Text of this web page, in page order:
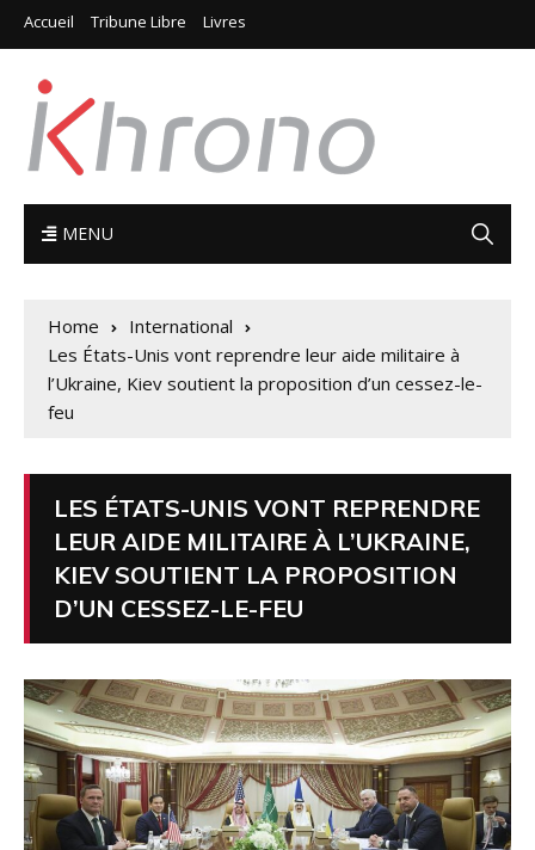
Accueil Tribune Libre Livres
MENU
Home
International
Les États-Unis vont reprendre leur aide militaire à
l’Ukraine, Kiev soutient la proposition d’un cessez-le-
feu
LES ÉTATS-UNIS VONT REPRENDRE
LEUR AIDE MILITAIRE À L’UKRAINE,
KIEV SOUTIENT LA PROPOSITION
D’UN CESSEZ-LE-FEU